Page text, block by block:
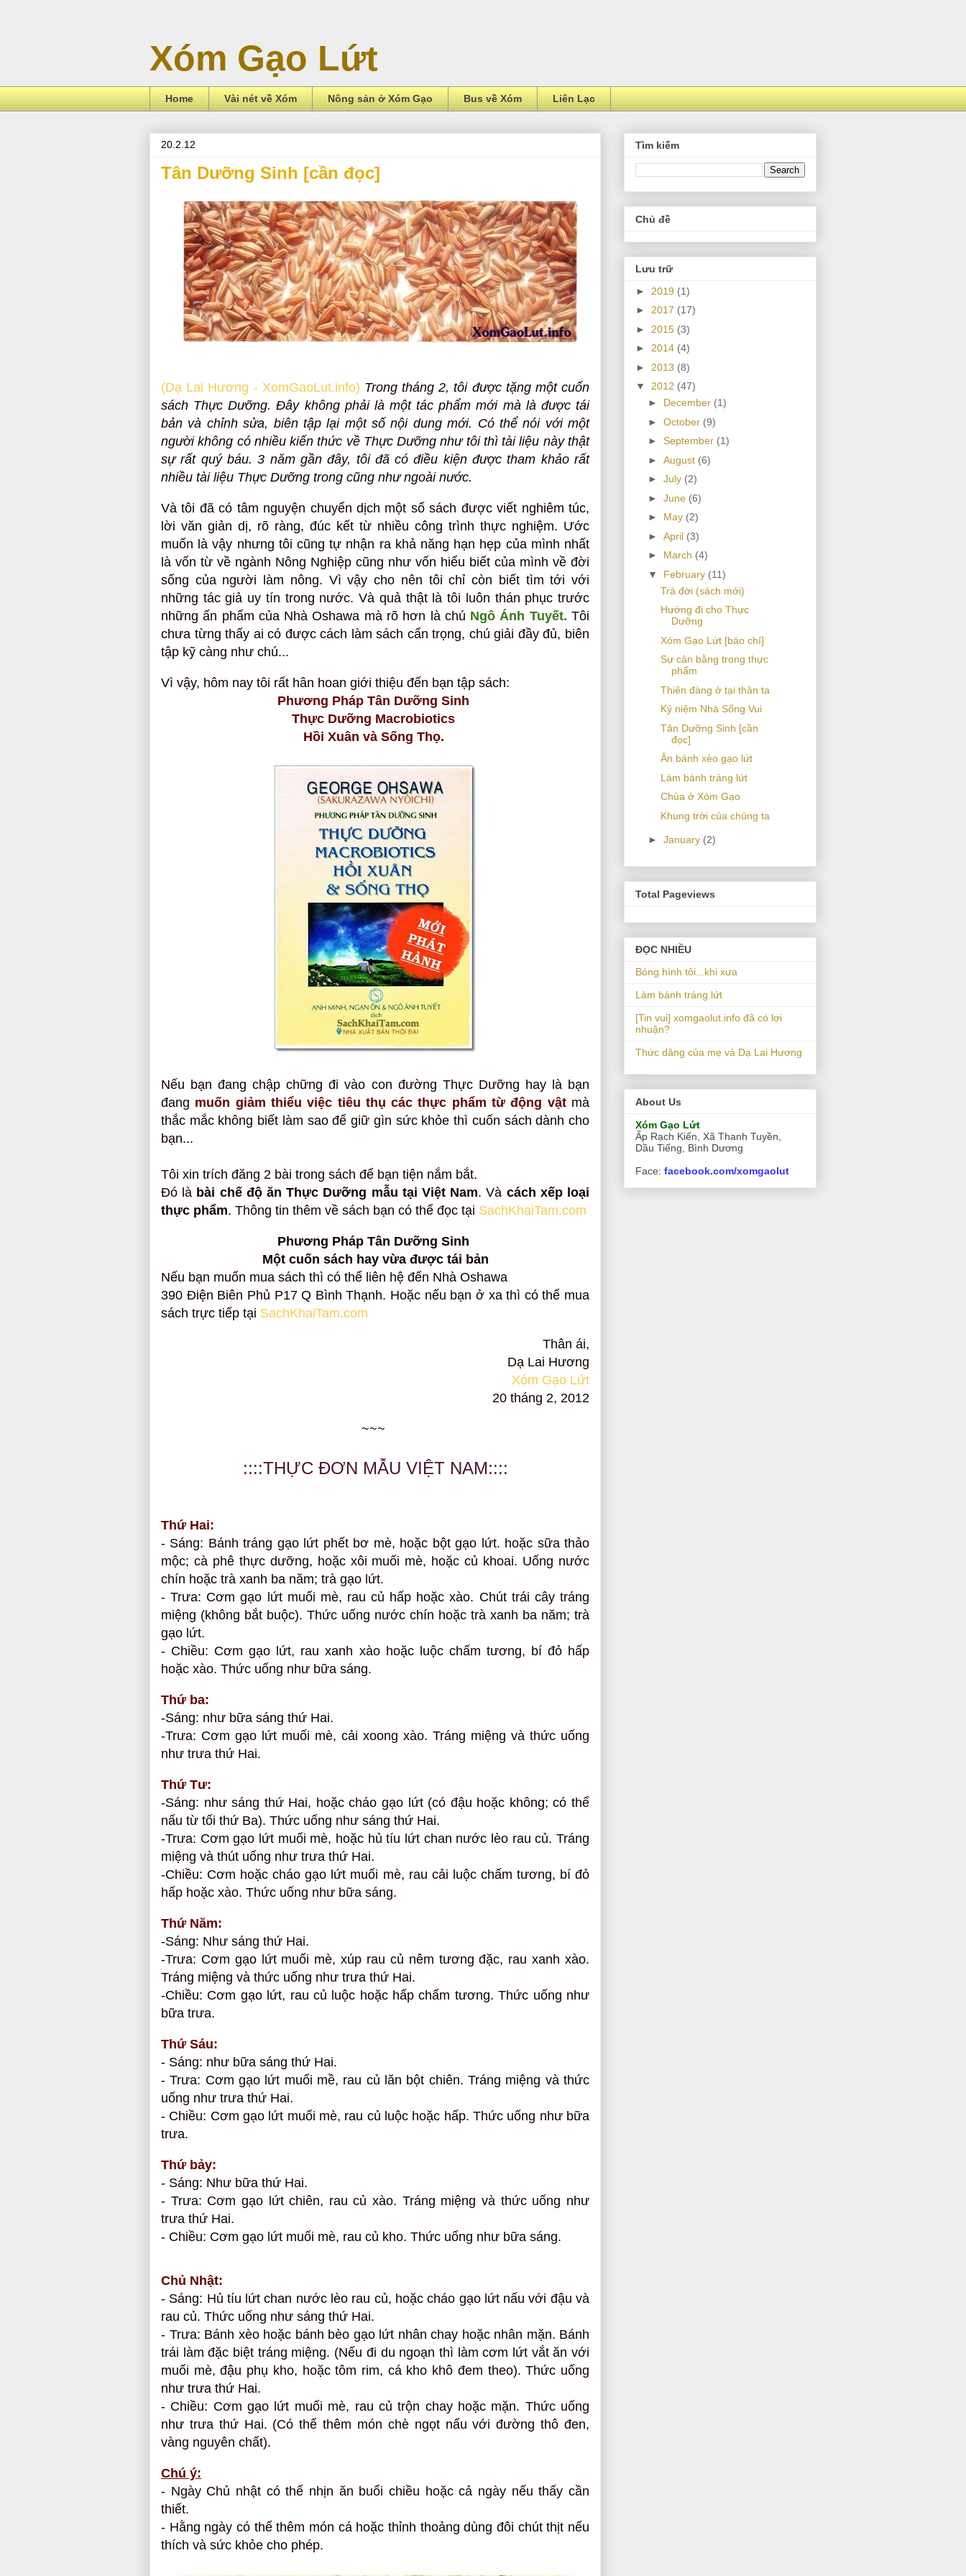
Xóm Gạo Lứt
Home Vài nét về Xóm Nông sản ở Xóm Gạo Bus về Xóm Liên Lạc
20.2.12
Tân Dưỡng Sinh [cần đọc]
(Dạ Lai Hương - XomGaoLut.info) Trong tháng 2, tôi được tặng một cuốn
sách Thực Dưỡng. Đây không phải là một tác phẩm mới mà là được tái
bản và chỉnh sửa, biên tập lại một số nội dung mới. Có thể nói với một
người không có nhiều kiến thức về Thực Dưỡng như tôi thì tài liệu này thật
sự rất quý báu. 3 năm gần đây, tôi đã có điều kiện được tham khảo rất
nhiều tài liệu Thực Dưỡng trong cũng như ngoài nước.
Và tôi đã có tâm nguyện chuyển dịch một số sách được viết nghiêm túc,
lời văn giản dị, rõ ràng, đúc kết từ nhiều công trình thực nghiệm. Ước
muốn là vậy nhưng tôi cũng tự nhận ra khả năng hạn hẹp của mình nhất
là vốn từ về ngành Nông Nghiệp cũng như vốn hiểu biết của mình về đời
sống của người làm nông. Vì vậy cho nên tôi chỉ còn biết tìm tới với
những tác giả uy tín trong nước. Và quả thật là tôi luôn thán phục trước
những ấn phẩm của Nhà Oshawa mà rõ hơn là chú Ngô Ánh Tuyết.Tôi
chưa từng thấy ai có được cách làm sách cẩn trọng, chú giải đầy đủ, biên
tập kỹ càng như chú...
Vì vậy, hôm nay tôi rất hân hoan giới thiệu đến bạn tập sách:
Phương Pháp Tân Dưỡng Sinh
Thực Dưỡng Macrobiotics
Hồi Xuân và Sống Thọ.
Nếu bạn đang chập chững đi vào con đường Thực Dưỡng hay là bạn
đang muốn giảm thiểu việc tiêu thụ các thực phẩm từ động vật mà
thắc mắc không biết làm sao để giữ gìn sức khỏe thì cuốn sách dành cho
bạn...
Tôi xin trích đăng 2 bài trong sách để bạn tiện nắm bắt.
Đó là bài chế độ ăn Thực Dưỡng mẫu tại Việt Nam. Và cách xếp loại
thực phẩm. Thông tin thêm về sách bạn có thể đọc tại SachKhaiTam.com
Phương Pháp Tân Dưỡng Sinh
Một cuốn sách hay vừa được tái bản
Nếu bạn muốn mua sách thì có thể liên hệ đến Nhà Oshawa
390 Điện Biên Phủ P17 Q Bình Thạnh. Hoặc nếu bạn ở xa thì có thể mua
sách trực tiếp tại SachKhaiTam.com
Thân ái,
Dạ Lai Hương
Xóm Gạo Lứt
20 tháng 2, 2012
~~~
::::THỰC ĐƠN MẪU VIỆT NAM::::
Thứ Hai:
- Sáng: Bánh tráng gạo lứt phết bơ mè, hoặc bột gạo lứt. hoặc sữa thảo
mộc; cà phê thực dưỡng, hoặc xôi muối mè, hoặc củ khoai. Uống nước
chín hoặc trà xanh ba năm; trà gạo lứt.
- Trưa: Cơm gạo lứt muối mè, rau củ hấp hoặc xào. Chút trái cây tráng
miệng (không bắt buộc). Thức uống nước chín hoặc trà xanh ba năm; trà
gạo lứt.
- Chiều: Cơm gạo lứt, rau xanh xào hoặc luộc chấm tương, bí đỏ hấp
hoặc xào. Thức uống như bữa sáng.
Thứ ba:
-Sáng: như bữa sáng thứ Hai.
-Trưa: Cơm gạo lứt muối mè, cải xoong xào. Tráng miệng và thức uống
như trưa thứ Hai.
Thứ Tư:
-Sáng: như sáng thứ Hai, hoặc cháo gạo lứt (có đậu hoặc không; có thể
nấu từ tối thứ Ba). Thức uống như sáng thứ Hai.
-Trưa: Cơm gạo lứt muối mè, hoặc hủ tíu lứt chan nước lèo rau củ. Tráng
miệng và thút uống như trưa thứ Hai.
-Chiều: Cơm hoặc cháo gạo lứt muối mè, rau cải luộc chấm tương, bí đỏ
hấp hoặc xào. Thức uống như bữa sáng.
Thứ Năm:
-Sáng: Như sáng thứ Hai.
-Trưa: Cơm gạo lứt muối mè, xúp rau củ nêm tương đặc, rau xanh xào.
Tráng miệng và thức uống như trưa thứ Hai.
-Chiều: Cơm gạo lứt, rau củ luộc hoặc hấp chấm tương. Thức uống như
bữa trưa.
Thứ Sáu:
- Sáng: như bữa sáng thứ Hai.
- Trưa: Cơm gạo lứt muối mề, rau củ lăn bột chiên. Tráng miệng và thức
uống như trưa thứ Hai.
- Chiều: Cơm gạo lứt muối mè, rau củ luộc hoặc hấp. Thức uống như bữa
trưa.
Thứ bảy:
- Sáng: Như bữa thứ Hai.
- Trưa: Cơm gạo lứt chiên, rau củ xào. Tráng miệng và thức uống như
trưa thứ Hai.
- Chiều: Cơm gạo lứt muối mè, rau củ kho. Thức uống như bữa sáng.
Chủ Nhật:
- Sáng: Hủ tíu lứt chan nước lèo rau củ, hoặc cháo gạo lứt nấu với đậu và
rau củ. Thức uống như sáng thứ Hai.
- Trưa: Bánh xèo hoặc bánh bèo gạo lứt nhân chay hoặc nhân mặn. Bánh
trái làm đặc biệt tráng miệng. (Nếu đi du ngoạn thì làm cơm lứt vắt ăn với
muối mè, đậu phụ kho, hoặc tôm rim, cá kho khô đem theo). Thức uống
như trưa thứ Hai.
- Chiều: Cơm gạo lứt muối mè, rau củ trộn chay hoặc mặn. Thức uống
như trưa thứ Hai. (Có thể thêm món chè ngọt nấu với đường thô đen,
vàng nguyên chất).
Chú ý:
- Ngày Chủ nhật có thể nhịn ăn buổi chiều hoặc cả ngày nếu thấy cần
thiết.
- Hằng ngày có thể thêm món cá hoặc thỉnh thoảng dùng đôi chút thịt nếu
thích và sức khỏe cho phép.
Tìm kiếm
Chủ đề
Lưu trữ
► 2019 (1)
► 2017 (17)
► 2015 (3)
► 2014 (4)
► 2013 (8)
▼ 2012 (47)
► December (1)
► October (9)
► September (1)
► August (6)
► July (2)
► June (6)
► May (2)
► April (3)
► March (4)
▼ February (11)
Trà đời (sách mới)
Hướng đi cho Thực
Dưỡng
Xóm Gạo Lứt [báo chí]
Sự cân bằng trong thực
phẩm
Thiên đàng ở tại thân ta
Kỷ niệm Nhà Sống Vui
Tân Dưỡng Sinh [cần
đọc]
Ăn bánh xèo gạo lứt
Làm bánh tráng lứt
Chùa ở Xóm Gạo
Khung trời của chúng ta
► January (2)
Total Pageviews
ĐỌC NHIỀU
Bóng hình tôi...khi xưa
Làm bánh tráng lứt
[Tin vui] xomgaolut.info đã có lợi
nhuận?
Thức dâng của mẹ và Dạ Lai Hương
About Us
Xóm Gạo Lứt
Ấp Rạch Kiến, Xã Thanh Tuyền,
Dầu Tiếng, Bình Dương
Face: facebook.com/xomgaolut